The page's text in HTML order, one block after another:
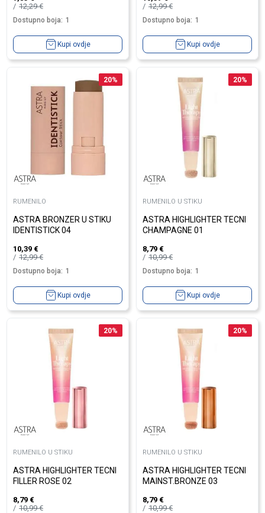
12,29€
Dostupno boja: 1
Kupi ovdje
12,99€
Dostupno boja: 1
Kupi ovdje
20%
RUMENILO
ASTRA BRONZER U STIKU
IDENTISTICK 04
10,39 €
12,99€
Dostupno boja: 1
Kupi ovdje
20%
RUMENILO U STIKU
ASTRA HIGHLIGHTER TECNI
CHAMPAGNE 01
8,79 €
10,99€
Dostupno boja: 1
Kupi ovdje
20%
RUMENILO U STIKU
ASTRA HIGHLIGHTER TECNI
FILLER ROSE 02
8,79 €
10,99€
20%
RUMENILO U STIKU
ASTRA HIGHLIGHTER TECNI
MAINST.BRONZE 03
8,79 €
10,99€